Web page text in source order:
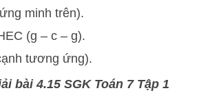
minh trên).
EC (g – c – g).
tương ứng).
bài 4.15 SGK Toán 7 Tập 1